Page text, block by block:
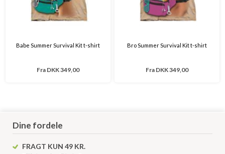
Babe Summer Survival Kit t-shirt
Fra DKK 349,00
Bro Summer Survival Kit t-shirt
Fra DKK 349,00
Dine fordele
FRAGT KUN 49 KR.